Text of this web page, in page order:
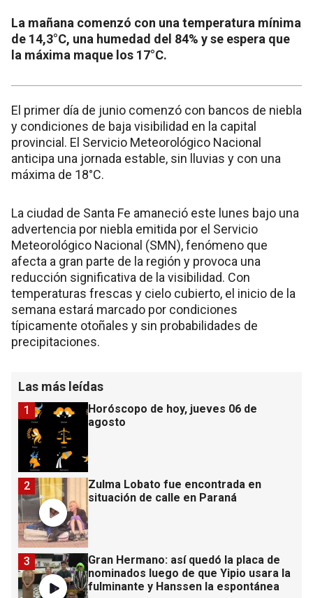
La mañana comenzó con una temperatura mínima
de 14,3°C, una humedad del 84% y se espera que
la máxima maque los 17°C.
El primer día de junio comenzó con bancos de niebla
y condiciones de baja visibilidad en la capital
provincial. El Servicio Meteorológico Nacional
anticipa una jornada estable, sin lluvias y con una
máxima de 18°C.
La ciudad de Santa Fe amaneció este lunes bajo una
advertencia por niebla emitida por el Servicio
Meteorológico Nacional (SMN), fenómeno que
afecta a gran parte de la región y provoca una
reducción significativa de la visibilidad. Con
temperaturas frescas y cielo cubierto, el inicio de la
semana estará marcado por condiciones
típicamente otoñales y sin probabilidades de
precipitaciones.
Las más leídas
Horóscopo de hoy, jueves 06 de
agosto
1
Zulma Lobato fue encontrada en
situación de calle en Paraná
2
Gran Hermano: así quedó la placa de
nominados luego de que Yipio usara la
fulminante y Hanssen la espontánea
3